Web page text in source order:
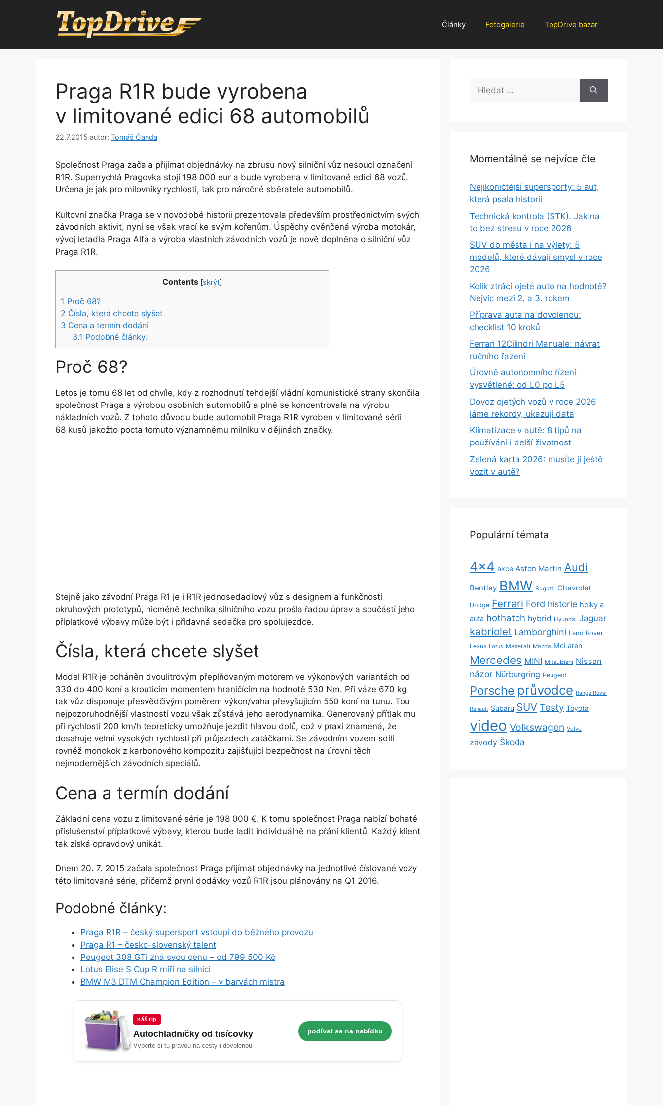
Články Fotogalerie TopDrive bazar
Praga R1R bude vyrobena
v limitované edici 68 automobilů
22.7.2015 autor: Tomáš Čanda
Společnost Praga začala přijímat objednávky na zbrusu nový silniční vůz nesoucí označení
R1R. Superrychlá Pragovka stojí 198 000 eur a bude vyrobena v limitované edici 68 vozů.
Určena je jak pro milovníky rychlosti, tak pro náročné sběratele automobilů.
Kultovní značka Praga se v novodobé historii prezentovala především prostřednictvím svých
závodních aktivit, nyní se však vrací ke svým kořenům. Úspěchy ověnčená výroba motokár,
vývoj letadla Praga Alfa a výroba vlastních závodních vozů je nově doplněna o silniční vůz
Praga R1R.
Contents [skrýt]
1 Proč 68?
2 Čísla, která chcete slyšet
3 Cena a termín dodání
3.1 Podobné články:
Proč 68?
Letos je tomu 68 let od chvíle, kdy z rozhodnutí tehdejší vládní komunistické strany skončila
společnost Praga s výrobou osobních automobilů a plně se koncentrovala na výrobu
nákladních vozů. Z tohoto důvodu bude automobil Praga R1R vyroben v limitované sérii
68 kusů jakožto pocta tomuto významnému milníku v dějinách značky.
Stejně jako závodní Praga R1 je i R1R jednosedadlový vůz s designem a funkčností
okruhových prototypů, nicméně technika silničního vozu prošla řadou úprav a součástí jeho
příplatkové výbavy může být i přídavná sedačka pro spolujezdce.
Čísla, která chcete slyšet
Model R1R je poháněn dvoulitrovým přeplňovaným motorem ve výkonových variantách od
330 do 400 koní a krouticím momentem hraničícím na hodnotě 530 Nm. Při váze 670 kg
tak vůz disponuje přesvědčivým poměrem výkon/váha převyšujícím 550 koní na tunu. Tou
nejpozoruhodnější vlastností vozu však zůstává jeho aerodynamika. Generovaný přítlak mu
při rychlosti 200 km/h teoreticky umožňuje jezdit hlavou dolů, což v praxi znamená, že
dosahuje velmi vysokých rychlostí při průjezdech zatáčkami. Se závodním vozem sdílí
rovněž monokok z karbonového kompozitu zajišťující bezpečnost na úrovni těch
nejmodernějších závodních speciálů.
Cena a termín dodání
Základní cena vozu z limitované série je 198 000 €. K tomu společnost Praga nabízí bohaté
příslušenství příplatkové výbavy, kterou bude ladit individuálně na přání klientů. Každý klient
tak získá opravdový unikát.
Dnem 20. 7. 2015 začala společnost Praga přijímat objednávky na jednotlivé číslované vozy
této limitované série, přičemž první dodávky vozů R1R jsou plánovány na Q1 2016.
Podobné články:
Praga R1R – český supersport vstoupí do běžného provozu
Praga R1 – česko-slovenský talent
Peugeot 308 GTi zná svou cenu – od 799 500 Kč
Lotus Elise S Cup R míří na silnici
BMW M3 DTM Champion Edition – v barvách mistra
náš tip
Autochladničky od tisícovky
Vyberte si tu pravou na cesty i dovolenou
podívat se na nabídku
Hledat:
Momentálně se nejvíce čte
Nejikoničtější supersporty: 5 aut,
která psala historii
Technická kontrola (STK). Jak na
to bez stresu v roce 2026
SUV do města i na výlety: 5
modelů, které dávají smysl v roce
2026
Kolik ztrácí ojeté auto na hodnotě?
Nejvíc mezi 2. a 3. rokem
Příprava auta na dovolenou:
checklist 10 kroků
Ferrari 12Cilindri Manuale: návrat
ručního řazení
Úrovně autonomního řízení
vysvětlené: od L0 po L5
Dovoz ojetých vozů v roce 2026
láme rekordy, ukazují data
Klimatizace v autě: 8 tipů na
používání i delší životnost
Zelená karta 2026: musíte ji ještě
vozit v autě?
Populární témata
4x4 akce Aston Martin Audi
Bentley BMW Bugatti Chevrolet
Dodge Ferrari Ford historie holky a
auta hothatch hybrid Hyundai Jaguar
kabriolet Lamborghini Land Rover
Lexus Lotus Maserati Mazda McLaren
Mercedes MINI Mitsubishi Nissan
názor Nürburgring Peugeot
Porsche průvodce Range Rover
Renault Subaru SUV Testy Toyota
video Volkswagen Volvo
závody Škoda